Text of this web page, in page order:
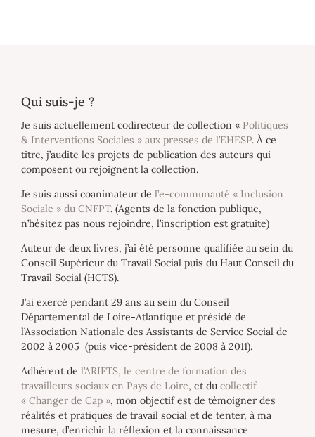
Qui suis-je ?
Je suis actuellement codirecteur de collection « Politiques
& Interventions Sociales » aux presses de l’EHESP. À ce
titre, j’audite les projets de publication des auteurs qui
composent ou rejoignent la collection.
Je suis aussi coanimateur de l’e-communauté « Inclusion
Sociale » du CNFPT. (Agents de la fonction publique,
n’hésitez pas nous rejoindre, l’inscription est gratuite)
Auteur de deux livres, j’ai été personne qualifiée au sein du
Conseil Supérieur du Travail Social puis du Haut Conseil du
Travail Social (HCTS).
J’ai exercé pendant 29 ans au sein du Conseil
Départemental de Loire-Atlantique et présidé de
l’Association Nationale des Assistants de Service Social de
2002 à 2005 (puis vice-président de 2008 à 2011).
Adhérent de l’ARIFTS, le centre de formation des
travailleurs sociaux en Pays de Loire, et du collectif
« Changer de Cap », mon objectif est de témoigner des
réalités et pratiques de travail social et de tenter, à ma
mesure, d’enrichir la réflexion et la connaissance